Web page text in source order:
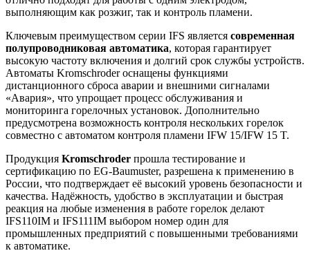
выполняющим как розжиг, так и контроль пламени.
Ключевым преимуществом серии IFS является современная
полупроводниковая автоматика, которая гарантирует
высокую частоту включения и долгий срок службы устройств.
Автоматы Kromschroder оснащены функциями
дистанционного сброса аварии и внешними сигналами
«Авария», что упрощает процесс обслуживания и
мониторинга горелочных установок. Дополнительно
предусмотрена возможность контроля нескольких горелок
совместно с автоматом контроля пламени IFW 15/IFW 15 T.
Продукция Kromschroder прошла тестирование и
сертификацию по EG-Baumuster, разрешена к применению в
России, что подтверждает её высокий уровень безопасности и
качества. Надёжность, удобство в эксплуатации и быстрая
реакция на любые изменения в работе горелок делают
IFS110IM и IFS111IM выбором номер один для
промышленных предприятий с повышенными требованиями
к автоматике.